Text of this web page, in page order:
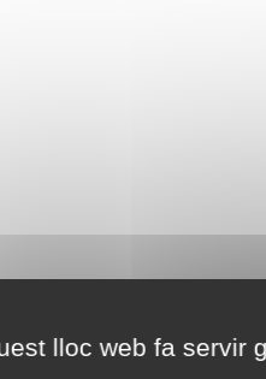
lloc web fa servir